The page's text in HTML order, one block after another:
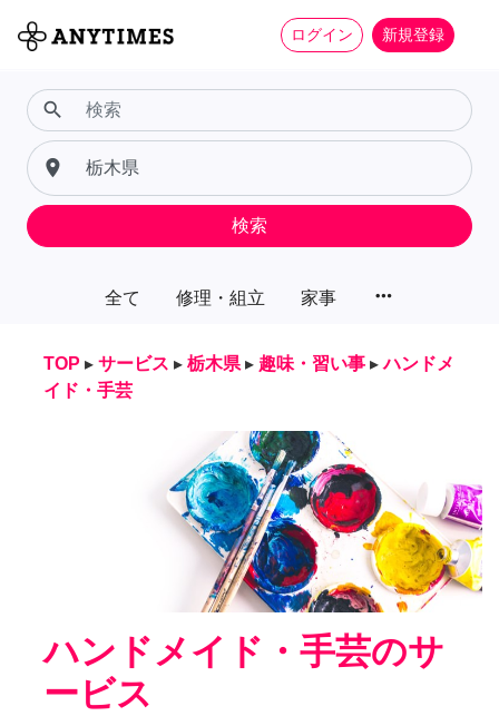
ログイン 新規登録
全て 修理・組立 家事 more_horiz
search
place
検索
TOP ▸ サービス ▸ 栃木県 ▸ 趣味・習い事 ▸ ハンドメ
イド・手芸
ハンドメイド・手芸のサ
ービス